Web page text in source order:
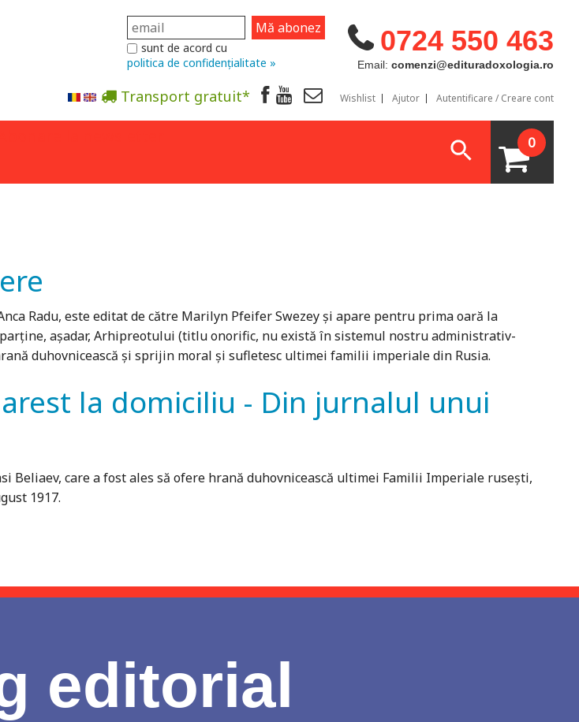
0724 550 463
Email: comenzi@edituradoxologia.ro
sunt de acord cu
politica de confidențialitate »
Transport gratuit* Wishlist Ajutor Autentificare / Creare cont
0
Radu, este editat de către Marilyn Pfeifer Swezey și apare pentru prima oară la
așadar, Arhipreotului (titlu onorific, nu există în sistemul nostru administrativ-
duhovnicească și sprijin moral și sufletesc ultimei familii imperiale din Rusia.
la domiciliu - Din jurnalul unui
care a fost ales să ofere hrană duhovnicească ultimei Familii Imperiale rusești,
1917.
editorial